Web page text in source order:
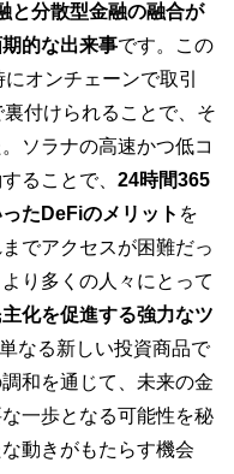
と分散型金融の融合が
的な出来事です。この
オンチェーンで取引
付けられることで、そ
ソラナの高速かつ低コ
ることで、 24時間365
たDeFiのメリット を
でアクセスが困難だっ
り多くの人々にとって
化を促進する強力なツ
なる新しい投資商品で
和を通じて、未来の金
一歩となる可能性を秘
動きがもたらす機会